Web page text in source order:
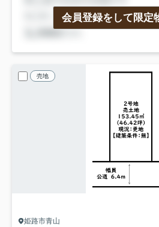
会員登録をして限定
売地
姫路市青山